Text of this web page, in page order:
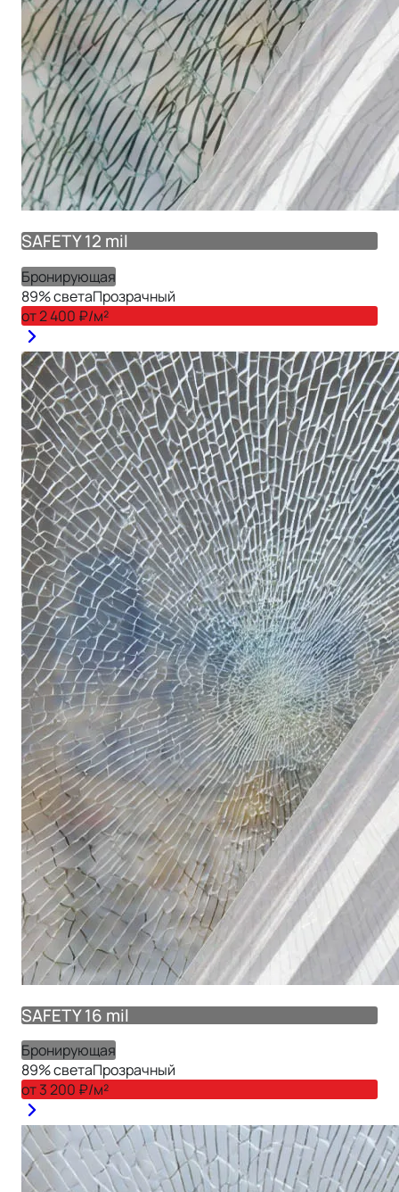
SAFETY 12 mil
Бронирующая
89% светаПрозрачный
от2 400 ₽/м²
SAFETY 16 mil
Бронирующая
89% светаПрозрачный
от3 200 ₽/м²